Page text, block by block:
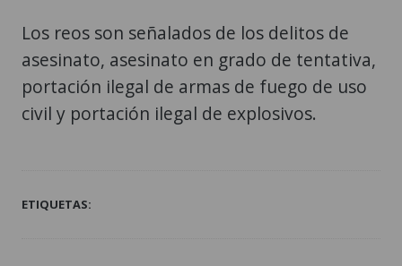
Los reos son señalados de los delitos de
asesinato, asesinato en grado de tentativa,
portación ilegal de armas de fuego de uso
civil y portación ilegal de explosivos.
ETIQUETAS: